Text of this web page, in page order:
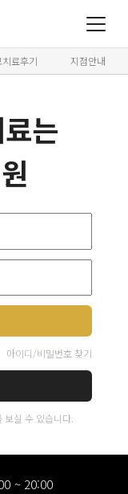
치료후기 지점안내
는
아이디/비밀번호 찾기
보실 수 있습니다.
~ 20:00